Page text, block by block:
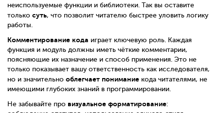
неиспользуемые функции и библиотеки. Так вы оставите
только суть, что позволит читателю быстрее уловить логику
работы.
Комментирование кода играет ключевую роль. Каждая
функция и модуль должны иметь чёткие комментарии,
поясняющие их назначение и способ применения. Это не
только показывает вашу ответственность как исследователя,
но и значительно облегчает понимание кода читателями, не
имеющими глубоких знаний в программировании.
Не забывайте про визуальное форматирование: